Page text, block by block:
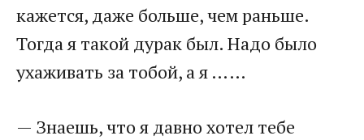
кажется, даже больше, чем раньше.
Тогда я такой дурак был. Надо было
ухаживать за тобой, а я ……
— Знаешь, что я давно хотел тебе